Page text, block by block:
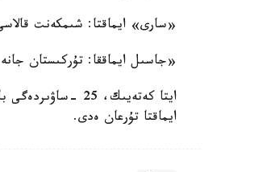
«سارى» ايماقتا: شىمكەنت
«جاسىل ايماققا: تۇركىستان
ايتا كەتەيىك،
ايماقتا تۇرعان ەدى.